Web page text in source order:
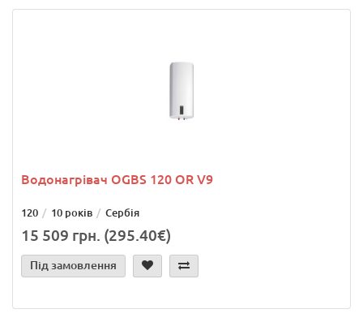
Водонагрівач OGBS 120 OR V9
120 10 років Сербія
15 509 грн. (295.40€)
Під замовлення